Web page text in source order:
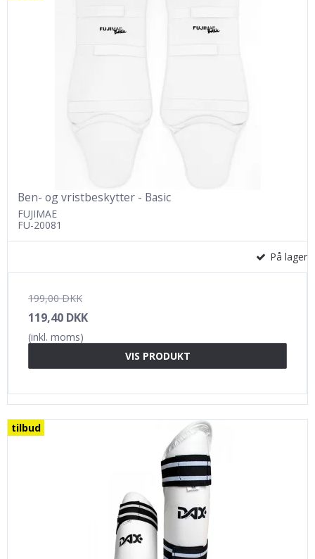
Ben- og vristbeskytter - Basic
FUJIMAE
FU-20081
På lager
199,00 DKK
119,40 DKK
(inkl. moms)
VIS PRODUKT
tilbud